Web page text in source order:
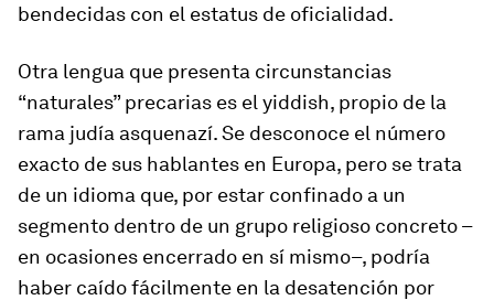
bendecidas con el estatus de oficialidad.
Otra lengua que presenta circunstancias
“naturales” precarias es el yiddish, propio de la
rama judía asquenazí. Se desconoce el número
exacto de sus hablantes en Europa, pero se trata
de un idioma que, por estar confinado a un
segmento dentro de un grupo religioso concreto –
en ocasiones encerrado en sí mismo–, podría
haber caído fácilmente en la desatención por